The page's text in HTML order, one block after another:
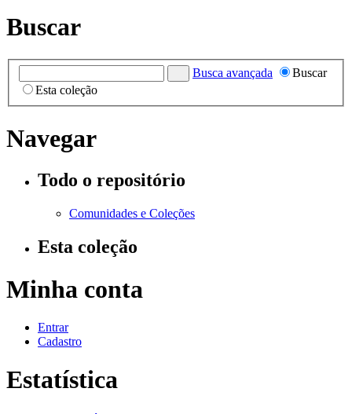
Buscar
Busca avançada
Buscar
Esta coleção
Navegar
Todo o repositório
Comunidades e Coleções
Esta coleção
Minha conta
Entrar
Cadastro
Estatística